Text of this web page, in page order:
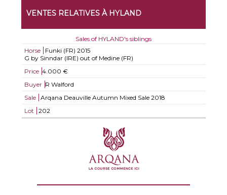
VENTES RELATIVES À HYLAND
Sales of HYLAND's siblings
Horse
Funki (FR) 2015
G by Sinndar (IRE) out of Medine (FR)
Price 4.000 €
Buyer R Walford
Sale
Arqana Deauville Autumn Mixed Sale 2018
Lot
202